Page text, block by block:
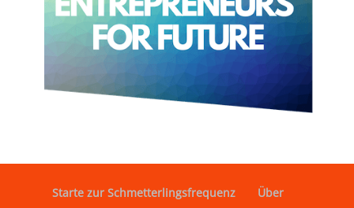
Starte zur Schmetterlingsfrequenz Über